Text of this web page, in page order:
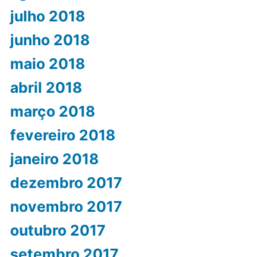
julho 2018
junho 2018
maio 2018
abril 2018
março 2018
fevereiro 2018
janeiro 2018
dezembro 2017
novembro 2017
outubro 2017